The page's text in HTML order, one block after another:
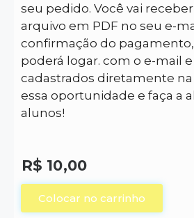
seu pedido. Você vai
arquivo em PDF no seu e-
confirmação do
poderá logar. com o e-mail
cadastrados diretamente na
essa oportunidade e faça a
alunos!
R$ 10,00
Colocar no carrinho